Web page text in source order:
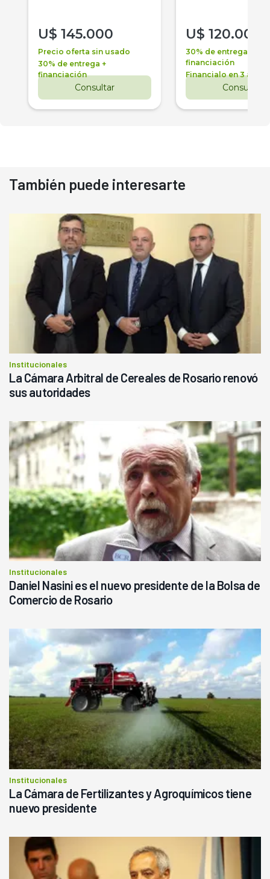
U$ 145.000
Precio oferta sin usado
30% de entrega +
financiación
Consultar
U$ 120.000
30% de entrega +
financiación
Financialo en 3 años
Consultar
También puede interesarte
Institucionales
La Cámara Arbitral de Cereales de Rosario renovó
sus autoridades
Institucionales
Daniel Nasini es el nuevo presidente de la Bolsa de
Comercio de Rosario
Institucionales
La Cámara de Fertilizantes y Agroquímicos tiene
nuevo presidente